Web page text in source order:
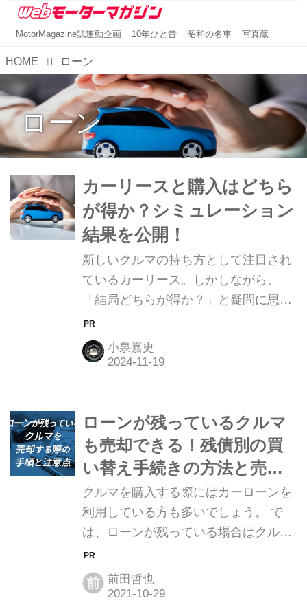
MotorMagazine誌連動企画 10年ひと昔 昭和の名車 写真蔵
HOME ローン
ローン
カーリースと購入はどちら
が得か？シミュレーション
結果を公開！
新しいクルマの持ち方として注目され
ているカーリース。しかしながら、
「結局どちらが得か？」と疑問に思う
方も多いのではないでしょうか。この
記事では、リースと購入のどちらが得
かについて、シミュレーションした結
クルマの持ち方として注目されている
サービスです。 しかしながら、「結局
どちらが得なのか」という部分に関し
ては、疑問を持つ方も多いと思いま
す。 結論、支払い総額だけを切り取れ
ば購入のほうが安くなりやすいです
が、初期費用や明快さまで考えると、
リースも決して悪いサービスではあり
ません。また、ローンで購入する場合
は金利が大きく関...
小泉嘉史
ローンが残っているクルマ
も売却できる！残債別の買
い替え手続きの方法と売り
方を詳しく解説！
クルマを購入する際にはカーローンを
利用している方も多いでしょう。 で
は、ローンが残っている場合はクルマ
の売却はできるのでしょうか？ローン
が残っているクルマの所有権が自分で
ない場合が多いため、疑問に思う方も
前 前田哲也